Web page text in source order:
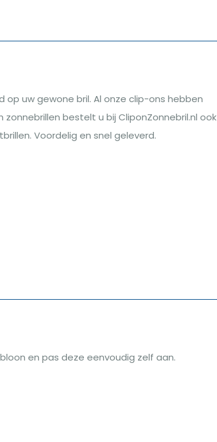
uw gewone bril. Al onze clip-ons hebben
bestelt u bij CliponZonnebril.nl ook
Voordelig en snel geleverd.
en pas deze eenvoudig zelf aan.